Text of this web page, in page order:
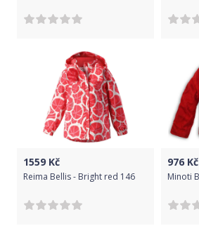
1559 Kč
Reima Bellis - Bright red 146
976 Kč